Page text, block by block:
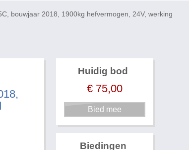
bouwjaar 2018, 1900kg hefvermogen, 24V, werking
Huidig bod
€ 75,00
Biedingen